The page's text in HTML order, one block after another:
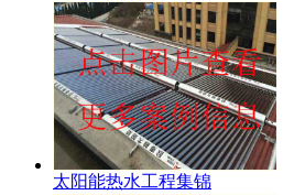
太阳能热水工程集锦